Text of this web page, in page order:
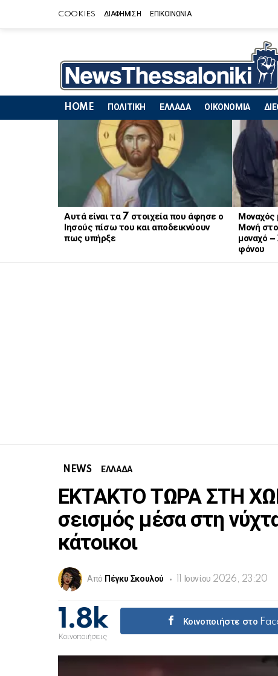
COOKIES ΔΙΑΦΗΜΙΣΗ ΕΠΙΚΟΙΝΩΝΙΑ
HOME ΠΟΛΙΤΙΚΗ ΕΛΛΑΔΑ ΟΙΚΟΝΟΜΙΑ
Αυτά είναι τα 7 στοιχεία που άφησε ο
Ιησούς πίσω του και αποδεικνύουν
πως υπήρξε
Μοναχός
Μονή
μοναχό –
φόνου
NEWS ΕΛΛΑΔΑ
ΕΚΤΑΚΤΟ ΤΩΡΑ ΣΤΗ
σεισμός μέσα στη
κάτοικοι
Από Πέγκυ Σκουλού 11 Ιουνίου 2026, 23:20
1.8k
Κοινοποιήσεις
Κοινοποιήστε στο